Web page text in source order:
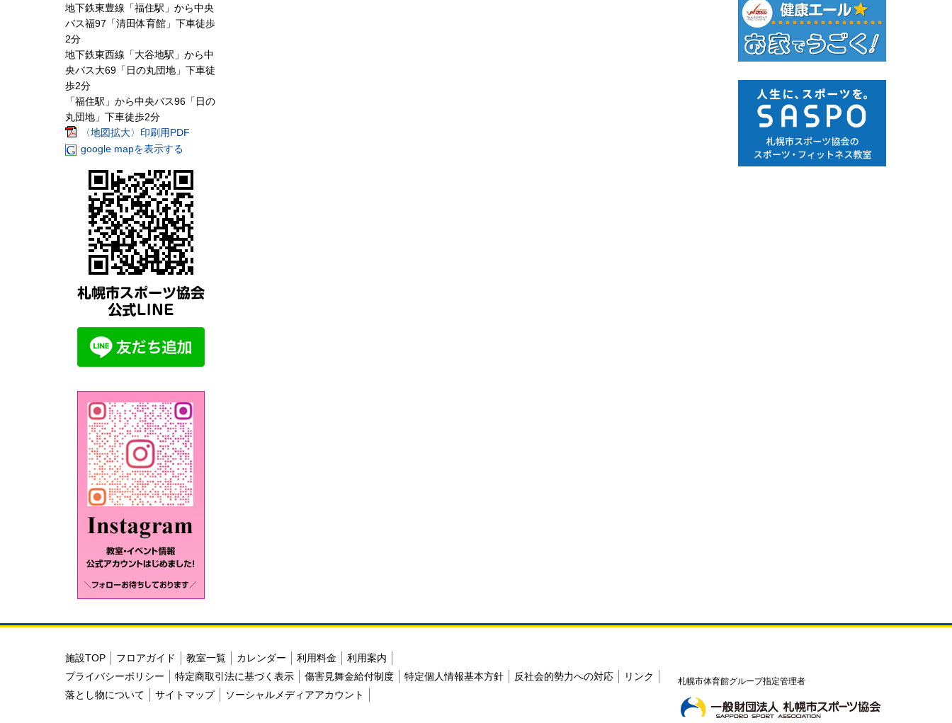
地下鉄東豊線「福住駅」から中央
バス福97「清田体育館」下車徒歩
2分
地下鉄東西線「大谷地駅」から中
央バス大69「日の丸団地」下車徒
歩2分
「福住駅」から中央バス96「日の
丸団地」下車徒歩2分
〈地図拡大〉印刷用PDF
google mapを表示する
施設TOP フロアガイド 教室一覧 カレンダー 利用料金
利用案内
プライバシーポリシー
特定商取引法に基づく表示 傷害見舞金給付制度 特定個人情報基本方針 反社会的勢力への対応
リンク
落とし物について
サイトマップ ソーシャルメディアアカウント
札幌市体育館グループ指定管理者